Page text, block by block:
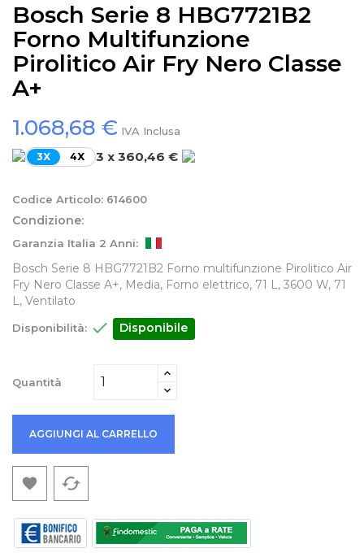
Bosch Serie 8 HBG7721B2
Forno Multifunzione
Pirolitico Air Fry Nero Classe
A+
1.068,68 € IVA Inclusa
3X 4X 3 x 360,46 €
Codice Articolo: 614600
Condizione:
Garanzia Italia 2 Anni:
Bosch Serie 8 HBG7721B2 Forno multifunzione Pirolitico Air
Fry Nero Classe A+, Media, Forno elettrico, 71 L, 3600 W, 71
L, Ventilato
Disponibilità:  Disponibile
Quantità
AGGIUNGI AL CARRELLO
 cached